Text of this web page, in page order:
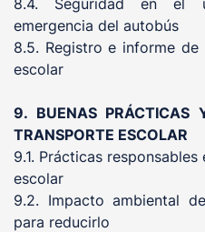
8.4. Seguridad en el
emergencia del autobús
8.5. Registro e informe
escolar
9. BUENAS PRÁCTICAS
TRANSPORTE ESCOLAR
9.1. Prácticas
escolar
9.2. Impacto ambiental
para reducirlo